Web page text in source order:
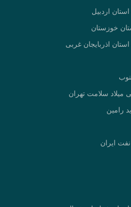
اردبیل
خوزستان
اذربایجان غربی
سلامت تهران
رامین
ایران